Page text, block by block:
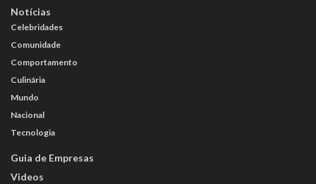
Notícias
Celebridades
Comunidade
Comportamento
Culinária
Mundo
Nacional
Tecnologia
Guia de Empresas
Videos